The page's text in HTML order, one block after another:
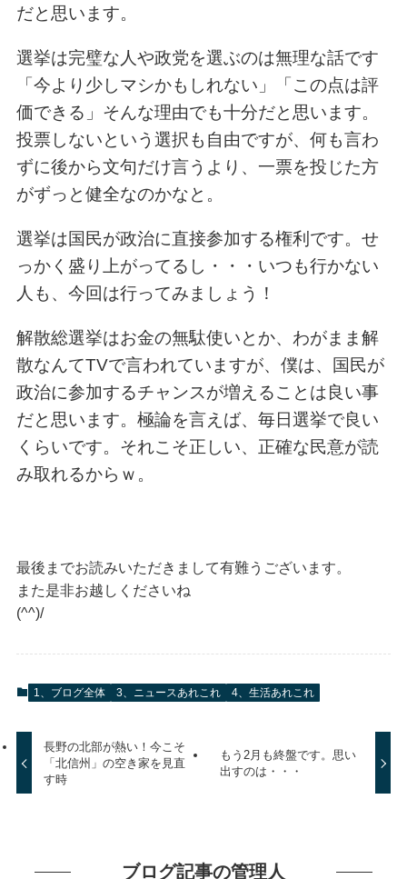
だと思います。
選挙は完璧な人や政党を選ぶのは無理な話です
「今より少しマシかもしれない」「この点は評
価できる」そんな理由でも十分だと思います。
投票しないという選択も自由ですが、何も言わ
ずに後から文句だけ言うより、一票を投じた方
がずっと健全なのかなと。
選挙は国民が政治に直接参加する権利です。せ
っかく盛り上がってるし・・・いつも行かない
人も、今回は行ってみましょう！
解散総選挙はお金の無駄使いとか、わがまま解
散なんてTVで言われていますが、僕は、国民が
政治に参加するチャンスが増えることは良い事
だと思います。極論を言えば、毎日選挙で良い
くらいです。それこそ正しい、正確な民意が読
み取れるからｗ。
最後までお読みいただきまして有難うございます。
また是非お越しくださいね
(^^)/
1、ブログ全体 3、ニュースあれこれ 4、生活あれこれ
長野の北部が熱い！今こそ
「北信州」の空き家を見直
す時
もう2月も終盤です。思い
出すのは・・・
ブログ記事の管理人